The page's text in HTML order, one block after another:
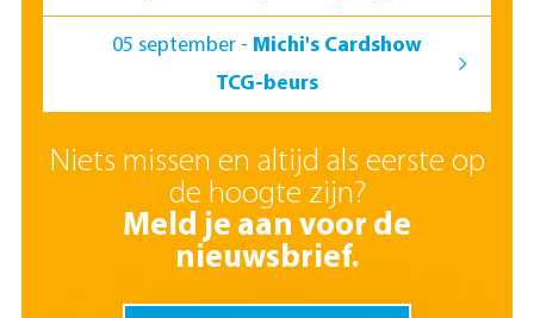
05 september - Michi's Cardshow
TCG-beurs
Niets missen en altijd als eerste op
de hoogte zijn?
Meld je aan voor de
nieuwsbrief.